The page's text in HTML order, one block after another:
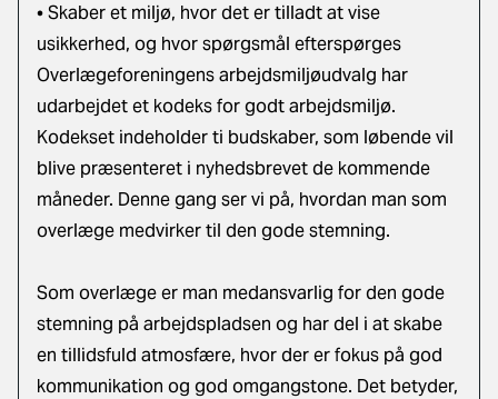
• Skaber et miljø, hvor det er tilladt at vise
usikkerhed, og hvor spørgsmål efterspørges
Overlægeforeningens arbejdsmiljøudvalg har
udarbejdet et kodeks for godt arbejdsmiljø.
Kodekset indeholder ti budskaber, som løbende vil
blive præsenteret i nyhedsbrevet de kommende
måneder. Denne gang ser vi på, hvordan man som
overlæge medvirker til den gode stemning.
Som overlæge er man medansvarlig for den gode
stemning på arbejdspladsen og har del i at skabe
en tillidsfuld atmosfære, hvor der er fokus på god
kommunikation og god omgangstone. Det betyder,